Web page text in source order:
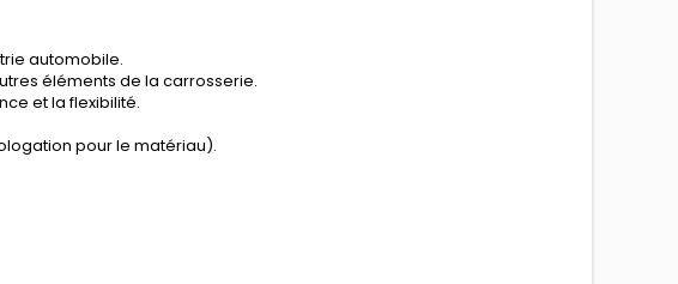
automobile.
éléments de la carrosserie.
et la flexibilité.
pour le matériau).